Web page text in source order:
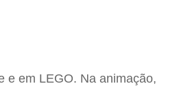
e em LEGO. Na animação,